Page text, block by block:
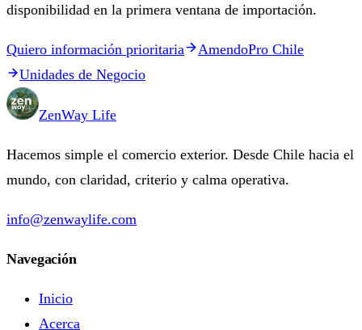
disponibilidad en la primera ventana de importación.
Quiero información prioritaria
AmendoPro Chile
Unidades de Negocio
ZenWay Life
Hacemos simple el comercio exterior. Desde Chile hacia el
mundo, con claridad, criterio y calma operativa.
info@zenwaylife.com
Navegación
Inicio
Acerca